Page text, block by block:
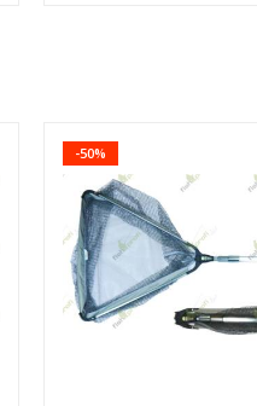
-50%